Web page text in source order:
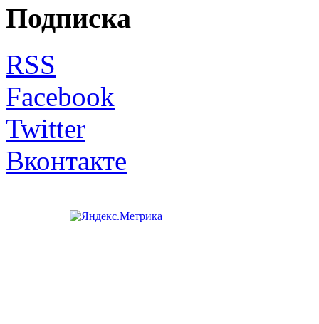
Подписка
RSS
Facebook
Twitter
Вконтакте